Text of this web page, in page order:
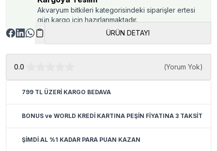
Akvaryum bitkileri kategorisindeki siparişler ertesi
gün kargo için hazırlanmaktadır.
ÜRÜN DETAYI
0.0 (Yorum Yok)
799 TL ÜZERİ KARGO BEDAVA
BONUS ve WORLD KREDİ KARTINA PEŞİN FİYATINA 3 TAKSİT
ŞİMDİ AL %1 KADAR PARA PUAN KAZAN